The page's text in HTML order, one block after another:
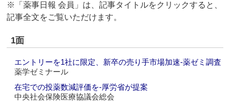
※「薬事日報 会員」は、記事タイトルをクリックすると、
記事全文をご覧いただけます。
1面
エントリーを1社に限定、新卒の売り手市場加速‐薬ゼミ調査
薬学ゼミナール
在宅での投薬数減評価を‐厚労省が提案
中央社会保険医療協議会総会